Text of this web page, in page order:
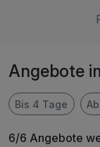
Angebote
Bis 4 Tage
6/6 Angebote